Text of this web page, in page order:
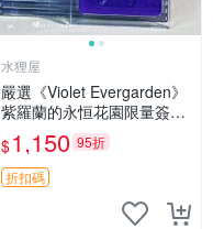
水狸屋
嚴選《Violet Evergarden》
紫羅蘭的永恒花園限量簽名
卡，3寸帶原裝卡磚 日本中
古收藏推薦 薇爾莉特 曜佳
奈 筆記本
$1,150 95折
折扣碼